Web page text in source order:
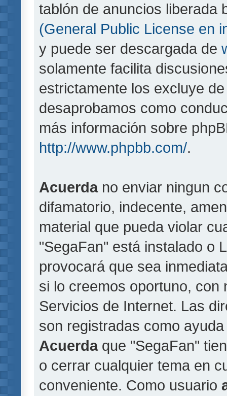
tablón de anuncios liberada
(General Public License en
y puede ser descargada de
solamente facilita
estrictamente los excluye
desaprobamos como
más información sobre
http://www.phpbb.com/.
Acuerdano enviar ningun
difamatorio, indecente,
material que pueda violar
"SegaFan" está instalado o
provocará que sea
si lo creemos oportuno, con
Servicios de Internet. Las
son registradas como
Acuerdaque "SegaFan"
o cerrar cualquier tema en
conveniente. Como usuario